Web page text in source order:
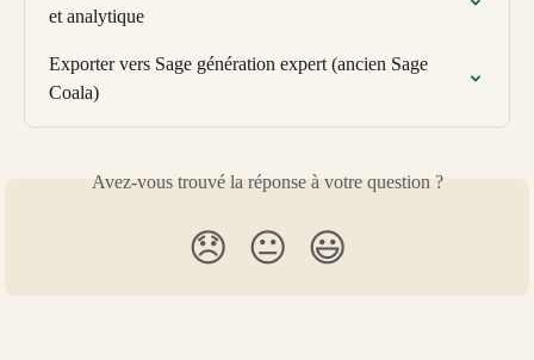
et analytique
Exporter vers Sage génération expert (ancien Sage
Coala)
Avez-vous trouvé la réponse à votre question ?
😞 😐 😃